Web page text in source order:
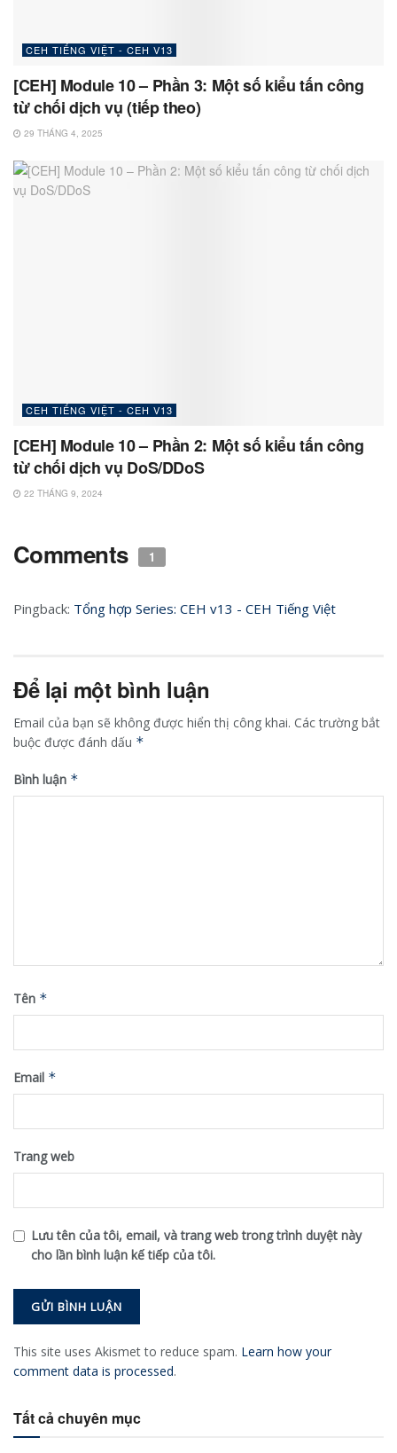
CEH TIẾNG VIỆT - CEH V13
[CEH] Module 10 – Phần 3: Một số kiểu tấn công
từ chối dịch vụ (tiếp theo)
29 THÁNG 4, 2025
CEH TIẾNG VIỆT - CEH V13
[CEH] Module 10 – Phần 2: Một số kiểu tấn công
từ chối dịch vụ DoS/DDoS
22 THÁNG 9, 2024
Comments 1
Pingback: Tổng hợp Series: CEH v13 - CEH Tiếng Việt
Để lại một bình luận
Email của bạn sẽ không được hiển thị công khai. Các trường bắt
buộc được đánh dấu *
Bình luận *
Tên *
Email *
Trang web
Lưu tên của tôi, email, và trang web trong trình duyệt này
cho lần bình luận kế tiếp của tôi.
This site uses Akismet to reduce spam. Learn how your
comment data is processed.
Tất cả chuyên mục